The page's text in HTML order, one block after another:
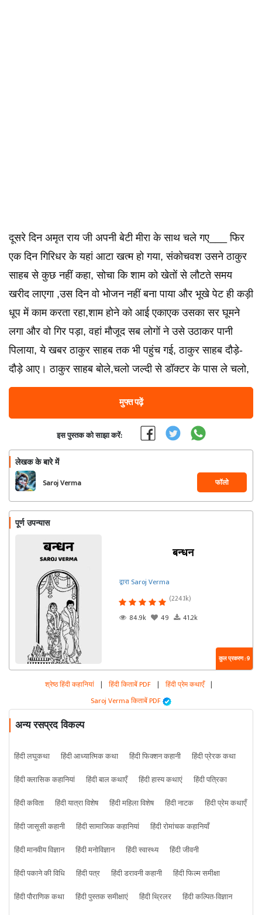
दूसरे दिन अमृत राय जी अपनी बेटी मीरा के साथ चले गए___ फिर
एक दिन गिरिधर के यहां आटा खत्म हो गया, संकोचवश उसने ठाकुर
साहब से कुछ नहीं कहा, सोचा कि शाम को खेतों से लौटते समय
खरीद लाएगा ,उस दिन वो भोजन नहीं बना पाया और भूखे पेट ही कड़ी
धूप में काम करता रहा,शाम होने को आई एकाएक उसका सर घूमने
लगा और वो गिर पड़ा, वहां मौजूद सब लोगों ने उसे उठाकर पानी
पिलाया, ये खबर ठाकुर साहब तक भी पहुंच गई, ठाकुर साहब दौड़े-
दौड़े आए।‌‌ ठाकुर साहब बोले,चलो जल्दी से डॉक्टर के पास ले चलो,
मुफ्त पढ़ें
इस पुस्तक को साझा करें:
लेखक के बारे में
Saroj Verma फॉलो
पूर्ण उपन्यास
बन्धन
द्वारा Saroj Verma
(224.1k)
84.9k
49 41.2k
कुल प्रकरण : 9
श्रेष्ठ हिंदी कहानियां | हिंदी किताबें PDF | हिंदी प्रेम कथाएँ |
Saroj Verma किताबें PDF
अन्य रसप्रद विकल्प
हिंदी लघुकथा हिंदी आध्यात्मिक कथा हिंदी फिक्शन कहानी
हिंदी प्रेरक कथा
हिंदी क्लासिक कहानियां
हिंदी बाल कथाएँ हिंदी हास्य कथाएं
हिंदी पत्रिका
हिंदी कविता
हिंदी यात्रा विशेष हिंदी महिला विशेष हिंदी नाटक
हिंदी प्रेम कथाएँ
हिंदी जासूसी कहानी
हिंदी सामाजिक कहानियां
हिंदी रोमांचक कहानियाँ
हिंदी मानवीय विज्ञान
हिंदी मनोविज्ञान हिंदी स्वास्थ्य
हिंदी जीवनी
हिंदी पकाने की विधि
हिंदी पत्र हिंदी डरावनी कहानी
हिंदी फिल्म समीक्षा
हिंदी पौराणिक कथा
हिंदी पुस्तक समीक्षाएं हिंदी थ्रिलर
हिंदी कल्पित-विज्ञान